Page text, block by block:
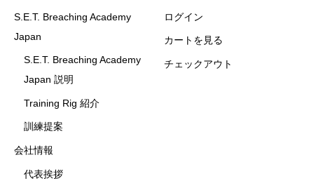
S.E.T. Breaching Academy
Japan
S.E.T. Breaching Academy
Japan 説明
Training Rig 紹介
訓練提案
会社情報
代表挨拶
ログイン
カートを見る
チェックアウト